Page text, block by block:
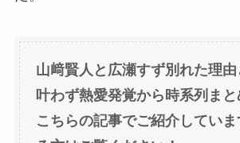
山﨑賢人と広瀬すず別れた理
叶わず熱愛発覚から時系列ま
こちらの記事でご紹介してい